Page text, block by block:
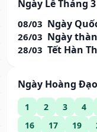
Ngày Lễ Tháng 3
08/03 Ngày
26/03 Ngày
28/03 Tết Hàn
Ngày Hoàng
1 2 3 4
16
17 19